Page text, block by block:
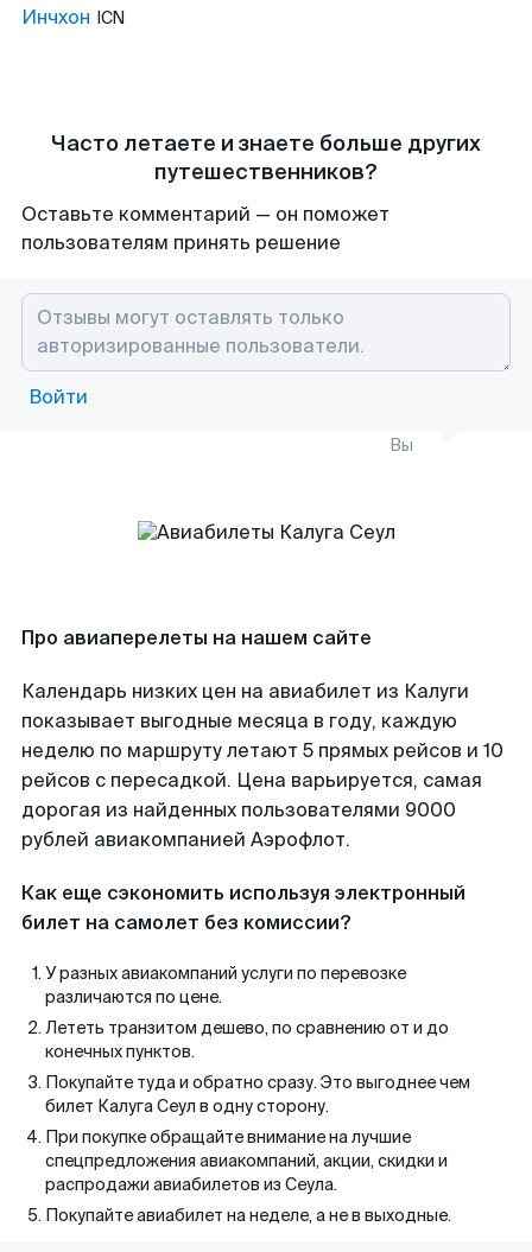
Инчхон ICN
Часто летаете и знаете больше других
путешественников?
Оставьте комментарий — он поможет
пользователям принять решение
Войти
Вы
Про авиаперелеты на нашем сайте
Календарь низких цен на авиабилет из Калуги
показывает выгодные месяца в году, каждую
неделю по маршруту летают 5 прямых рейсов и 10
рейсов с пересадкой. Цена варьируется, самая
дорогая из найденных пользователями 9000
рублей авиакомпанией Аэрофлот.
Как еще сэкономить используя электронный
билет на самолет без комиссии?
У разных авиакомпаний услуги по перевозке
различаются по цене.
Лететь транзитом дешево, по сравнению от и до
конечных пунктов.
Покупайте туда и обратно сразу. Это выгоднее чем
билет Калуга Сеул в одну сторону.
При покупке обращайте внимание на лучшие
спецпредложения авиакомпаний, акции, скидки и
распродажи авиабилетов из Сеула.
Покупайте авиабилет на неделе, а не в выходные.